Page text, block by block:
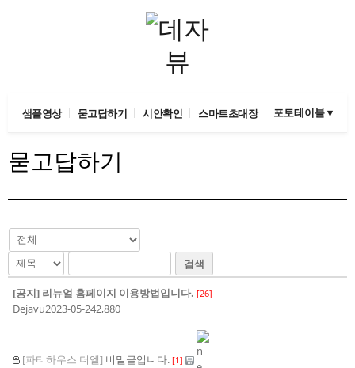
샘플영상 묻고답하기 시안확인 스마트초대장 포토테이블 ▾
묻고답하기
검색
[공지] 리뉴얼 홈페이지 이용방법입니다. [26]
Dejavu2023-05-242,880
[파티하우스 더엘] 비밀글입니다. [1]